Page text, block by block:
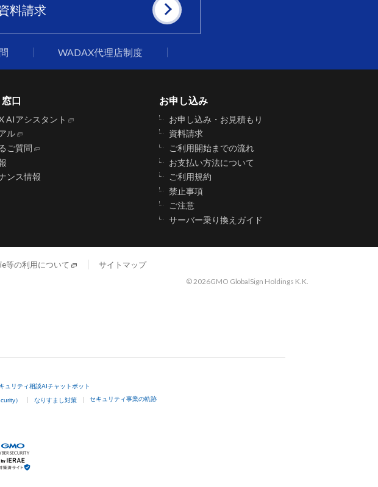
料請求
WADAX代理店制度
口
AIアシスタント
ル
ご質問
ンス情報
お申し込み
お申し込み・お見積もり
資料請求
ご利用開始までの流れ
お支払い方法について
ご利用規約
禁止事項
ご注意
サーバー乗り換えガイド
等の利用について サイトマップ
© 2026GMO GlobalSign Holdings K.K.
ュリティ相談AIチャットボット
） なりすまし対策 セキュリティ事業の軌跡